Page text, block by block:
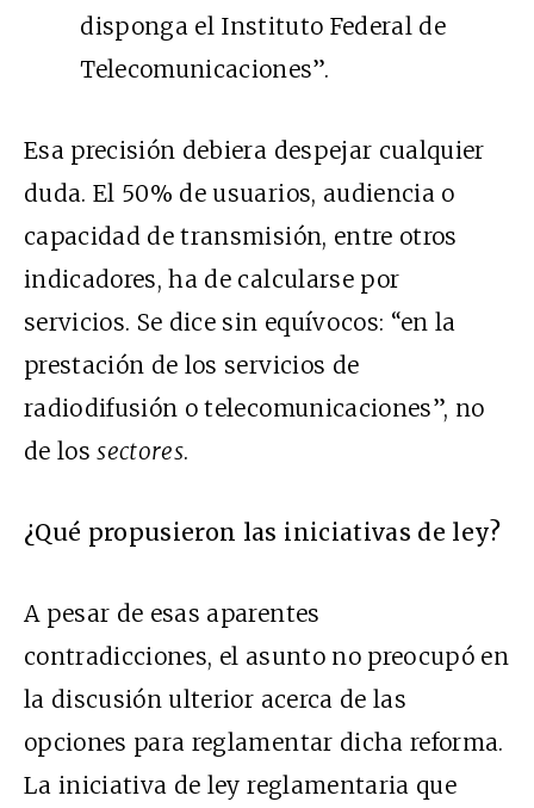
disponga el Instituto Federal de
Telecomunicaciones”.
Esa precisión debiera despejar cualquier
duda. El 50% de usuarios, audiencia o
capacidad de transmisión, entre otros
indicadores, ha de calcularse por
servicios. Se dice sin equívocos: “en la
prestación de los servicios de
radiodifusión o telecomunicaciones”, no
de lossectores.
¿Qué propusieron las iniciativas de ley?
A pesar de esas aparentes
contradicciones, el asunto no preocupó en
la discusión ulterior acerca de las
opciones para reglamentar dicha reforma.
La iniciativa de ley reglamentaria que